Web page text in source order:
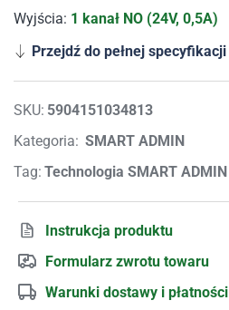
Wyjścia: 1 kanał NO (24V, 0,5A)
Przejdź do pełnej specyfikacji
SKU: 5904151034813
Kategoria: SMART ADMIN
Tag: Technologia SMART ADMIN
Instrukcja produktu
Formularz zwrotu towaru
Warunki dostawy i płatności